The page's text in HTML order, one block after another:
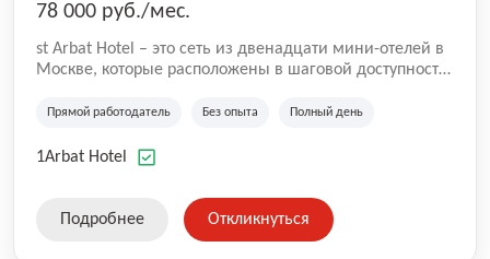
78 000 руб./мес.
st Arbat Hotel – это сеть из двенадцати мини-отелей в
Москве, которые расположены в шаговой доступности
Семеновская, Измайловская, Ботанический сад,
Академическая, Фрунзенская, Профсоюзная и
Прямой работодатель Без опыта Полный день
1Arbat Hotel
Подробнее Откликнуться